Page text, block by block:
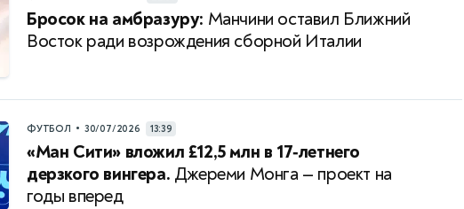
Бросок на амбразуру: Манчини оставил Ближний
Восток ради возрождения сборной Италии
ФУТБОЛ • 30/07/2026 13:39
«Ман Сити» вложил £12,5 млн в 17‑летнего
дерзкого вингера. Джереми Монга — проект на
годы вперед